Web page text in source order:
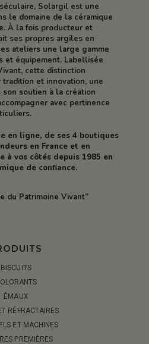
Solargil est une
le domaine de la céramique
À la fois producteur et
ses propres argiles en
ateliers une large gamme
et équipement. Labellisée
cette distinction
et innovation, une
soutien à la création
avec pertinence
en ligne, de ses 4 boutiques
en France et en
à vos côtés depuis 1985 en
de confiance.
du Patrimoine Vivant”
BISCUITS
ÉMAUX
RÉFRACTAIRES
ET MACHINES
PREMIÈRES